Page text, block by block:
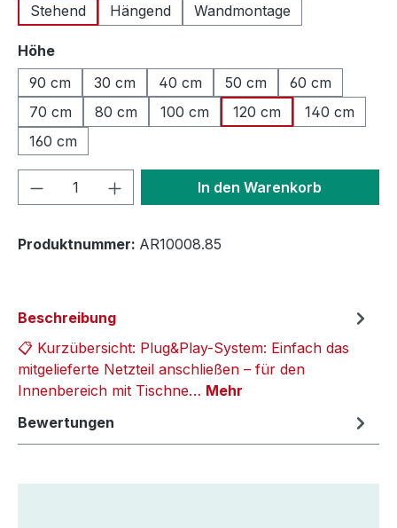
Stehend
Hängend Wandmontage
Höheauswählen
90 cm
30 cm 40 cm 50 cm
60 cm
70 cm
80 cm 100 cm 120 cm
140 cm
160 cm
Produkt Anzahl: Gib denIn den Warenkorb
Produktnummer: AR10008.85
Beschreibung
📋 Kurzübersicht: Plug&Play-System: Einfach das
mitgelieferte Netzteil anschließen – für den
Innenbereich mit Tischne… Mehr
Bewertungen